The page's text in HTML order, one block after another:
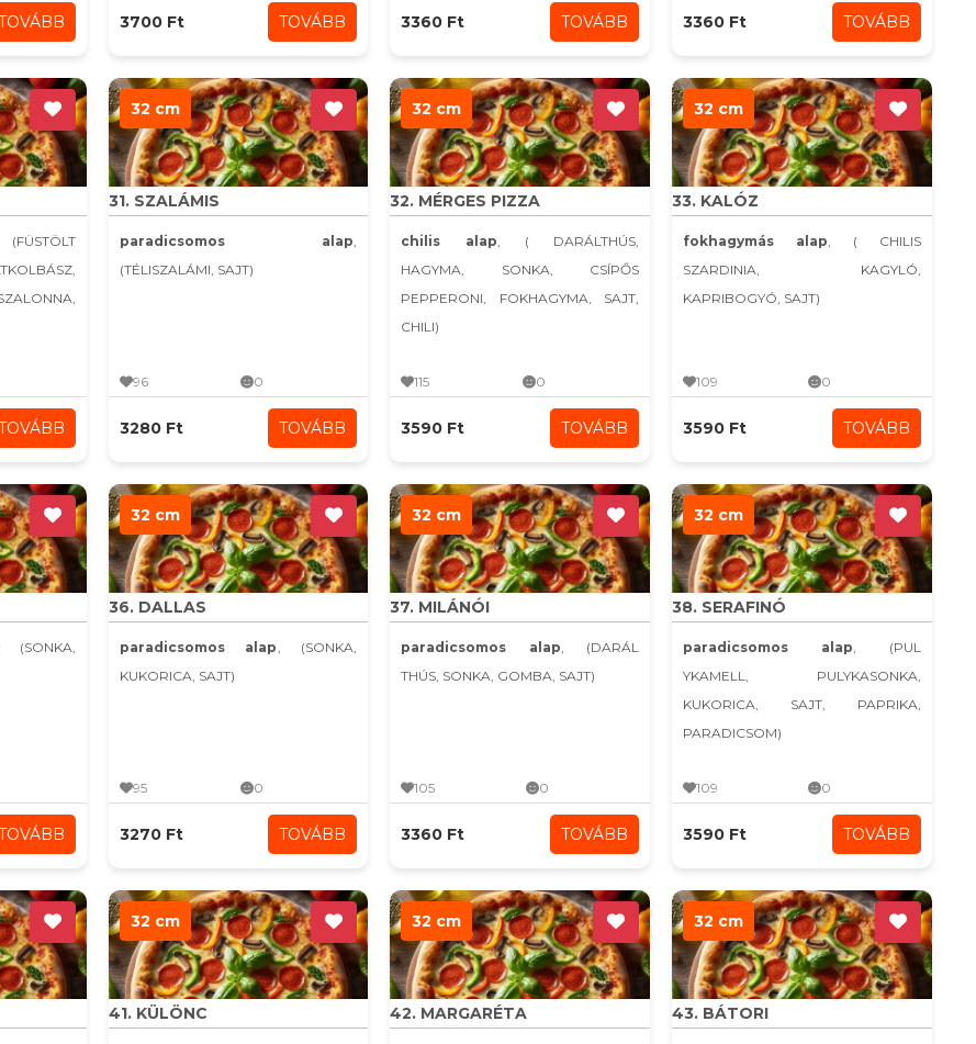
3700 Ft TOVÁBB 3360 Ft TOVÁBB 3360 Ft TOVÁBB
32 cm
31. SZALÁMIS
paradicsomos alap,
(TÉLISZALÁMI, SAJT)
96 0
3280 Ft TOVÁBB
32 cm
32. MÉRGES PIZZA
chilis alap, ( DARÁLTHÚS,
HAGYMA, SONKA, CSÍPŐS
PEPPERONI, FOKHAGYMA, SAJT,
CHILI)
115 0
3590 Ft TOVÁBB
32 cm
33. KALÓZ
fokhagymás alap, ( CHILIS
SZARDINIA, KAGYLÓ,
KAPRIBOGYÓ, SAJT)
109 0
3590 Ft TOVÁBB
(SONKA,
32 cm
36. DALLAS
paradicsomos alap, (SONKA,
KUKORICA, SAJT)
95 0
3270 Ft TOVÁBB
32 cm
37. MILÁNÓI
paradicsomos alap, (DARÁL
THÚS, SONKA, GOMBA, SAJT)
105 0
3360 Ft TOVÁBB
32 cm
38. SERAFINÓ
paradicsomos alap, (PUL
YKAMELL, PULYKASONKA,
KUKORICA, SAJT, PAPRIKA,
PARADICSOM)
109 0
3590 Ft TOVÁBB
32 cm
41. KÜLÖNC
32 cm
42. MARGARÉTA
32 cm
43. BÁTORI